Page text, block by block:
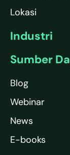
Lokasi
Industri
Sumber
Blog
Webinar
News
E-books